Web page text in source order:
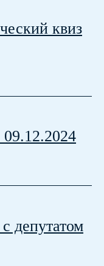
квиз
09.12.2024
депутатом